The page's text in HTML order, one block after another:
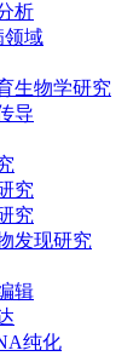
析
领域
生物学研究
导
究
究
发现研究
辑
纯化